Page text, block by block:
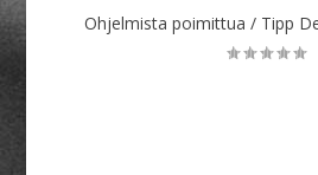
Ohjelmista poimittua / Tipp